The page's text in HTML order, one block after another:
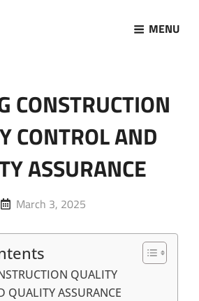
MENU
CONSTRUCTION
CONTROL AND
ASSURANCE
Posted
March 3, 2025
QUALITY
QUALITY ASSURANCE